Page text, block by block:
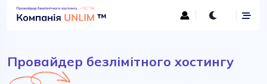
Провайдер безлімітного хостингу